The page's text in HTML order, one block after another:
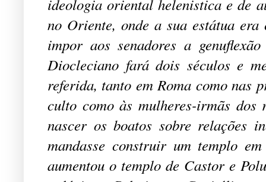
ideologia oriental helenistica e de
no Oriente, onde a sua estátua
impor aos senadores a
Diocleciano fará dois séculos e
referida, tanto em Roma como nas
culto como às mulheres-irmãs
nascer os boatos sobre relações
mandasse construir um templo
aumentou o templo de Castor e